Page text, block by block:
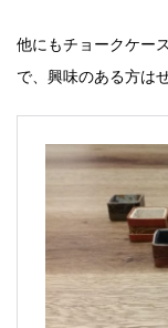
他にもチョークケー
で、興味のある方は